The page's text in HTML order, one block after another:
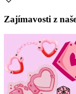
Zajímavosti z